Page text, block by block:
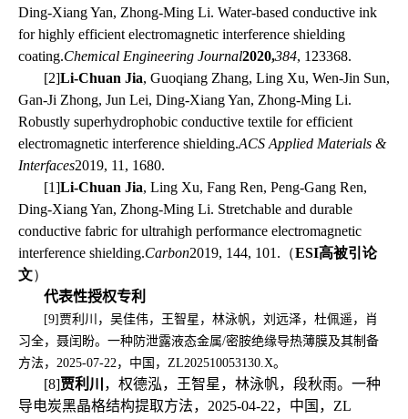
Ding-Xiang Yan, Zhong-Ming Li. Water-based conductive ink
for highly efficient electromagnetic interference shielding
coating.Chemical Engineering Journal2020,384, 123368.
[2]Li-Chuan Jia, Guoqiang Zhang, Ling Xu, Wen-Jin Sun,
Gan-Ji Zhong, Jun Lei, Ding-Xiang Yan, Zhong-Ming Li.
Robustly superhydrophobic conductive textile for efficient
electromagnetic interference shielding.ACS Applied Materials &
Interfaces2019, 11, 1680.
[1]Li-Chuan Jia, Ling Xu, Fang Ren, Peng-Gang Ren,
Ding-Xiang Yan, Zhong-Ming Li. Stretchable and durable
conductive fabric for ultrahigh performance electromagnetic
interference shielding.Carbon2019, 144, 101. （ESI高被引论
文）
代表性授权专利
[9] 贾利川，吴佳伟，王智星，林泳帆，刘远泽，杜佩遥，肖
习全，聂闰盼。一种防泄露液态金属/密胺绝缘导热薄膜及其制备
方法， 2025-07-22，中国， ZL202510053130.X。
[8]贾利川
，权德泓，王智星，林泳帆，段秋雨。一种
导电炭黑晶格结构提取方法， 2025-04-22，中国， ZL